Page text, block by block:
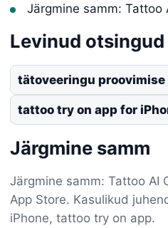
Järgmine samm: Tattoo
Levinud otsingud
tätoveeringu
tattoo try on app for
Järgmine samm
Järgmine samm: Tattoo AI
App Store. Kasulikud
iPhone, tattoo try on app.